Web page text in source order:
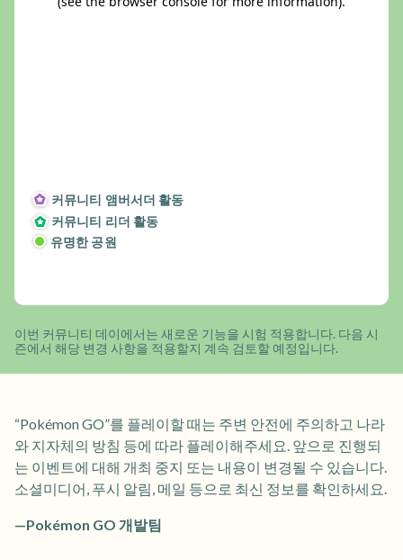
커뮤니티 앰버서더 활동
커뮤니티 리더 활동
유명한 공원
이번 커뮤니티 데이에서는 새로운 기능을 시험 적용합니다. 다음 시
즌에서 해당 변경 사항을 적용할지 계속 검토할 예정입니다.
“Pokémon GO”를 플레이할 때는 주변 안전에 주의하고 나라
와 지자체의 방침 등에 따라 플레이해주세요. 앞으로 진행되
는 이벤트에 대해 개최 중지 또는 내용이 변경될 수 있습니다.
소셜미디어, 푸시 알림, 메일 등으로 최신 정보를 확인하세요.
—Pokémon GO 개발팀